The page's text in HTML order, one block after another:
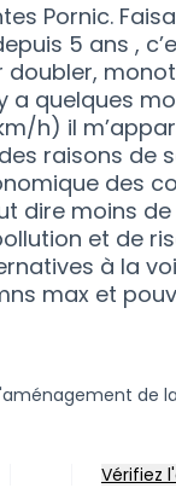
Pornic.
5 ans ,
doubler,
a quelques
h) il
raisons de
des
dire moins
et de
à la
max et
de la de